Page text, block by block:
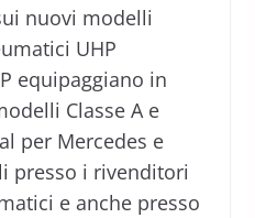
nuovi modelli
UHP
equipaggiano in
Classe A e
per Mercedes e
presso i rivenditori
e anche presso